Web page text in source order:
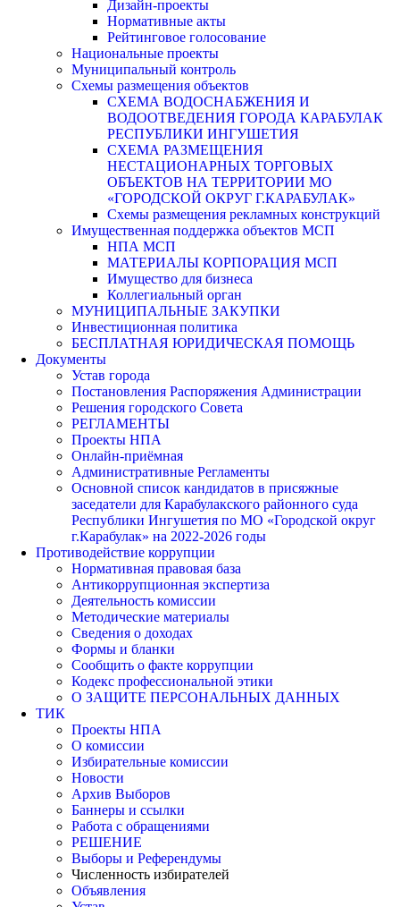
Дизайн-проекты
Нормативные акты
Рейтинговое голосование
Национальные проекты
Муниципальный контроль
Схемы размещения объектов
СХЕМА ВОДОСНАБЖЕНИЯ И
ВОДООТВЕДЕНИЯ ГОРОДА КАРАБУЛАК
РЕСПУБЛИКИ ИНГУШЕТИЯ
СХЕМА РАЗМЕЩЕНИЯ
НЕСТАЦИОНАРНЫХ ТОРГОВЫХ
ОБЪЕКТОВ НА ТЕРРИТОРИИ МО
«ГОРОДСКОЙ ОКРУГ Г.КАРАБУЛАК»
Схемы размещения рекламных конструкций
Имущественная поддержка объектов МСП
НПА МСП
МАТЕРИАЛЫ КОРПОРАЦИЯ МСП
Имущество для бизнеса
Коллегиальный орган
МУНИЦИПАЛЬНЫЕ ЗАКУПКИ
Инвестиционная политика
БЕСПЛАТНАЯ ЮРИДИЧЕСКАЯ ПОМОЩЬ
Документы
Устав города
Постановления Распоряжения Администрации
Решения городского Совета
РЕГЛАМЕНТЫ
Проекты НПА
Онлайн-приёмная
Административные Регламенты
Основной список кандидатов в присяжные
заседатели для Карабулакского районного суда
Республики Ингушетия по МО «Городской округ
г.Карабулак» на 2022-2026 годы
Противодействие коррупции
Нормативная правовая база
Антикоррупционная экспертиза
Деятельность комиссии
Методические материалы
Сведения о доходах
Формы и бланки
Сообщить о факте коррупции
Кодекс профессиональной этики
О ЗАЩИТЕ ПЕРСОНАЛЬНЫХ ДАННЫХ
ТИК
Проекты НПА
О комиссии
Избирательные комиссии
Новости
Архив Выборов
Баннеры и ссылки
Работа с обращениями
РЕШЕНИЕ
Выборы и Референдумы
Численность избирателей
Объявления